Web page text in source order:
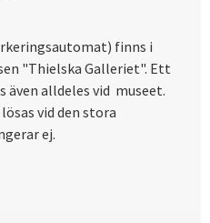
finns i
"Thielska Galleriet". Ett
alldeles vid museet.
vid den stora
ej.